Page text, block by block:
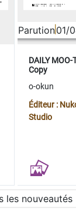
Parution01/
DAILY MOO-
Copy
o-okun
Éditeur :
Studio
les